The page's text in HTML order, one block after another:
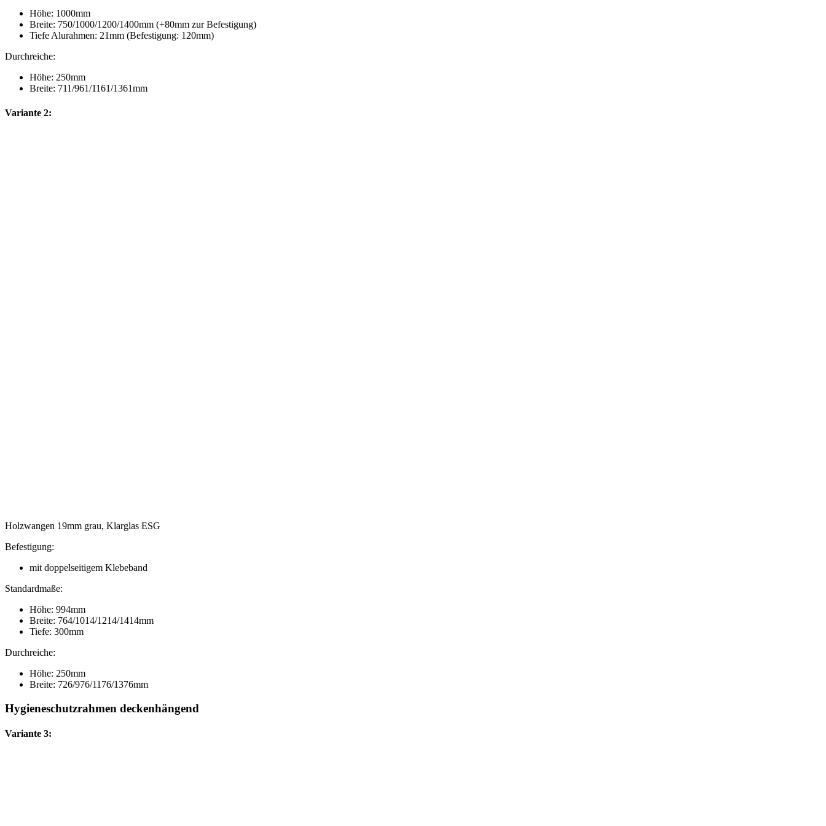
Höhe: 1000mm
Breite: 750/1000/1200/1400mm (+80mm zur Befestigung)
Tiefe Alurahmen: 21mm (Befestigung: 120mm)
Durchreiche:
Höhe: 250mm
Breite: 711/961/1161/1361mm
Variante 2:
Holzwangen 19mm grau, Klarglas ESG
Befestigung:
mit doppelseitigem Klebeband
Standardmaße:
Höhe: 994mm
Breite: 764/1014/1214/1414mm
Tiefe: 300mm
Durchreiche:
Höhe: 250mm
Breite: 726/976/1176/1376mm
Hygieneschutzrahmen deckenhängend
Variante 3: